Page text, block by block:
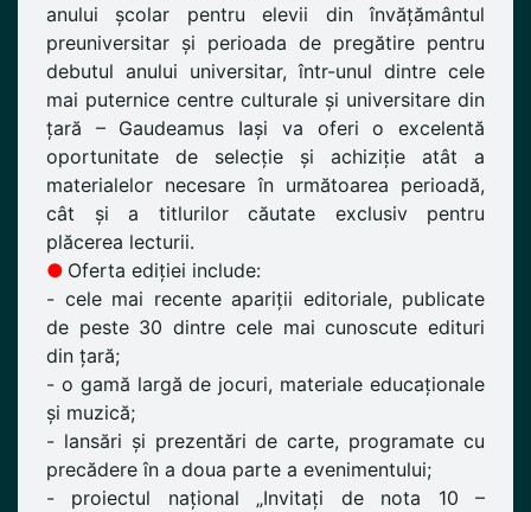
anului școlar pentru elevii din învățământul
preuniversitar și perioada de pregătire pentru
debutul anului universitar, într-unul dintre cele
mai puternice centre culturale și universitare din
țară – Gaudeamus Iași va oferi o excelentă
oportunitate de selecție și achiziție atât a
materialelor necesare în următoarea perioadă,
cât și a titlurilor căutate exclusiv pentru
plăcerea lecturii.
● Oferta ediției include:
- cele mai recente apariții editoriale, publicate
de peste 30 dintre cele mai cunoscute edituri
din țară;
- o gamă largă de jocuri, materiale educaționale
și muzică;
- lansări și prezentări de carte, programate cu
precădere în a doua parte a evenimentului;
- proiectul național „Invitați de nota 10 –